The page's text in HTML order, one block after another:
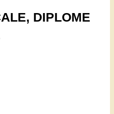
DIPLOME